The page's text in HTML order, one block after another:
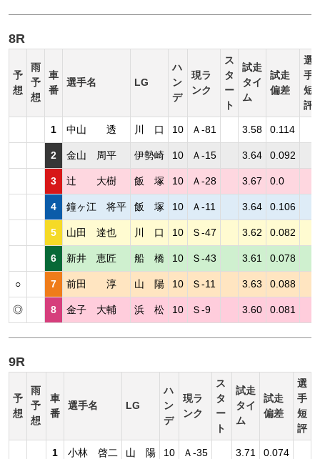
8R
予
想
雨
予
想
車
番
選手名 LG
ハ
ン
デ
現ラ
ンク
ス
タ
ー
ト
試走
タイ
ム
試走
偏差
選
手
短
評
1 中山 透 川 口 10 Ａ-81 3.58 0.114
2 金山 周平 伊勢崎 10 Ａ-15 3.64 0.092
3 辻 大樹 飯 塚 10 Ａ-28 3.67 0.0
4 鐘ヶ江 将平 飯 塚 10 Ａ-11 3.64 0.106
5 山田 達也 川 口 10 Ｓ-47 3.62 0.082
6 新井 恵匠 船 橋 10 Ｓ-43 3.61 0.078
○ 7 前田 淳 山 陽 10 Ｓ-11 3.63 0.088
◎ 8 金子 大輔 浜 松 10 Ｓ-9 3.60 0.081
9R
予
想
雨
予
想
車
番
選手名 LG
ハ
ン
デ
現ラ
ンク
ス
タ
ー
ト
試走
タイ
ム
試走
偏差
選
手
短
評
1 小林 啓二 山 陽 10 Ａ-35 3.71 0.074